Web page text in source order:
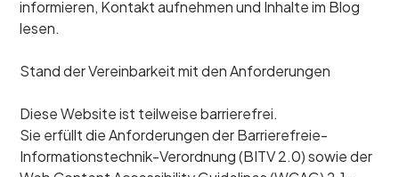
informieren, Kontakt aufnehmen und Inhalte im Blog
lesen.
Stand der Vereinbarkeit mit den Anforderungen
Diese Website ist teilweise barrierefrei.
Sie erfüllt die Anforderungen der Barrierefreie-
Informationstechnik-Verordnung (BITV 2.0) sowie der